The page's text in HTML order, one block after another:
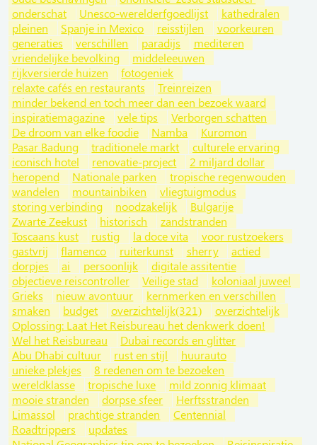
onderschat
Unesco-werelderfgoedlijst
kathedralen
pleinen
Spanje in Mexico reisstijlen
voorkeuren
generaties
verschillen paradijs
mediteren
vriendelijke bevolking
middeleeuwen
rijkversierde huizen
fotogeniek
relaxte cafés en restaurants
Treinreizen
minder bekend en toch meer dan een bezoek waard
inspiratiemagazine
vele tips
Verborgen schatten
De droom van elke foodie
Namba
Kuromon
Pasar Badung
traditionele markt
culturele ervaring
iconisch hotel
renovatie-project
2 miljard dollar
heropend
Nationale parken
tropische regenwouden
wandelen
mountainbiken
vliegtuigmodus
storing verbinding
noodzakelijk
Bulgarije
Zwarte Zeekust
historisch
zandstranden
Toscaans kust
rustig la doce vita
voor rustzoekers
gastvrij
flamenco ruiterkunst sherry
actied
dorpjes
ai persoonlijk
digitale assitentie
objectieve reiscontroller
Veilige stad
koloniaal juweel
Grieks
nieuw avontuur
kernmerken en verschillen
smaken
budget overzichtelijk(321)
overzichtelijk
Oplossing: Laat Het Reisbureau het denkwerk doen!
Wel het Reisbureau
Dubai records en glitter
Abu Dhabi cultuur
rust en stijl
huurauto
unieke plekjes
8 redenen om te bezoeken
wereldklasse
tropische luxe
mild zonnig klimaat
mooie stranden
dorpse sfeer
Herftsstranden
Limassol
prachtige stranden
Centennial
Roadtrippers
updates